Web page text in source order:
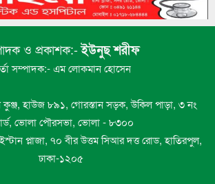
সি-ট্রাকের অপেক্ষায় মনপুরা-তজুমদ্দিনের
এন সিওর লেক সিটির গাছ পড়ে ইন্টারনেট
ভোলা সরকারি মহিলা কলেজের এইচএসসি বাংলা
নিয়ে বিভ্রান্তির অবসান
ও প্রকাশক:-ইউনুছ শরীফ
সম্পাদক:- এম লোকমান হোসেন
কুঞ্জ, হাউজ ৮৯১, গোরস্তান সড়ক, উকিল পাড়া, ৩ নং
ভোলা পৌরসভা, ভোলা - ৮৩০০
প্লাজা, ৭০ বীর উত্তম সিআর দত্ত রোড, হাতিরপুল,
ঢাকা-১২০৫